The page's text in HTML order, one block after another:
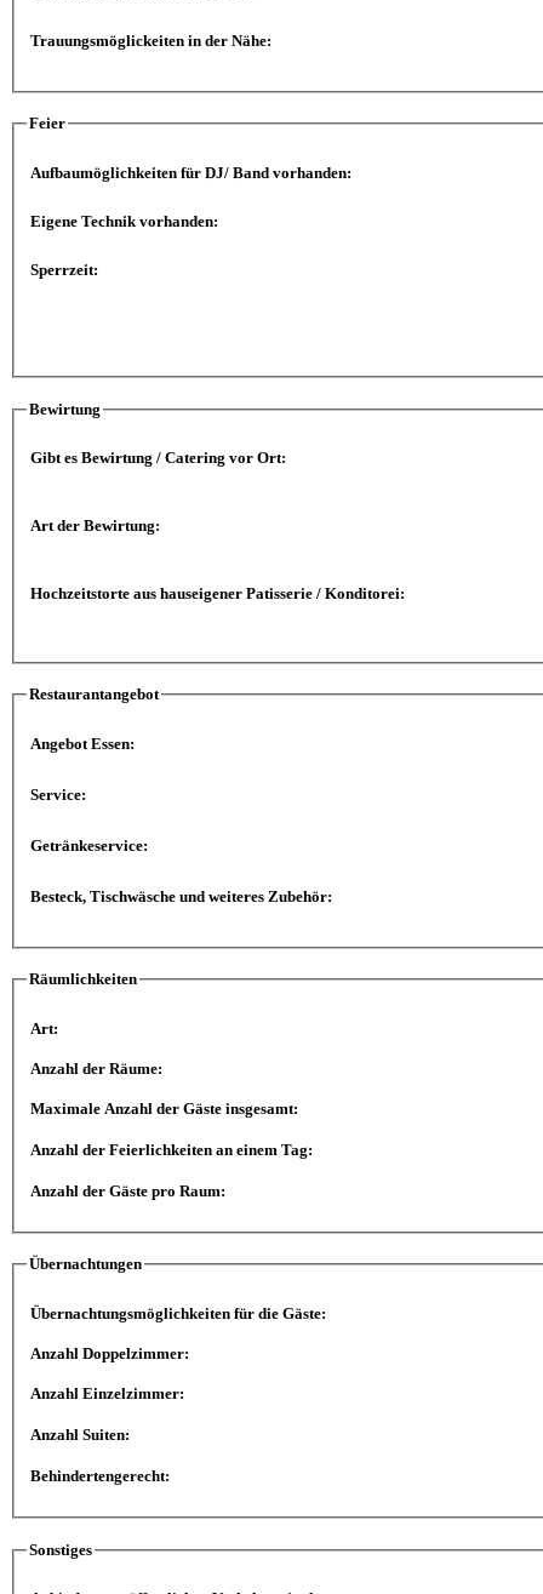
Trauungsmöglickeiten in der Nähe:
Feier
Aufbaumöglichkeiten für DJ/ Band vorhanden:
Eigene Technik vorhanden:
Sperrzeit:
Bewirtung
Gibt es Bewirtung / Catering vor Ort:
Art der Bewirtung:
Hochzeitstorte aus hauseigener Patisserie / Konditorei:
Restaurantangebot
Angebot Essen:
Service:
Getränkeservice:
Besteck, Tischwäsche und weiteres Zubehör:
Räumlichkeiten
Art:
Anzahl der Räume:
Maximale Anzahl der Gäste insgesamt:
Anzahl der Feierlichkeiten an einem Tag:
Anzahl der Gäste pro Raum:
Übernachtungen
Übernachtungsmöglichkeiten für die Gäste:
Anzahl Doppelzimmer:
Anzahl Einzelzimmer:
Anzahl Suiten:
Behindertengerecht:
Sonstiges